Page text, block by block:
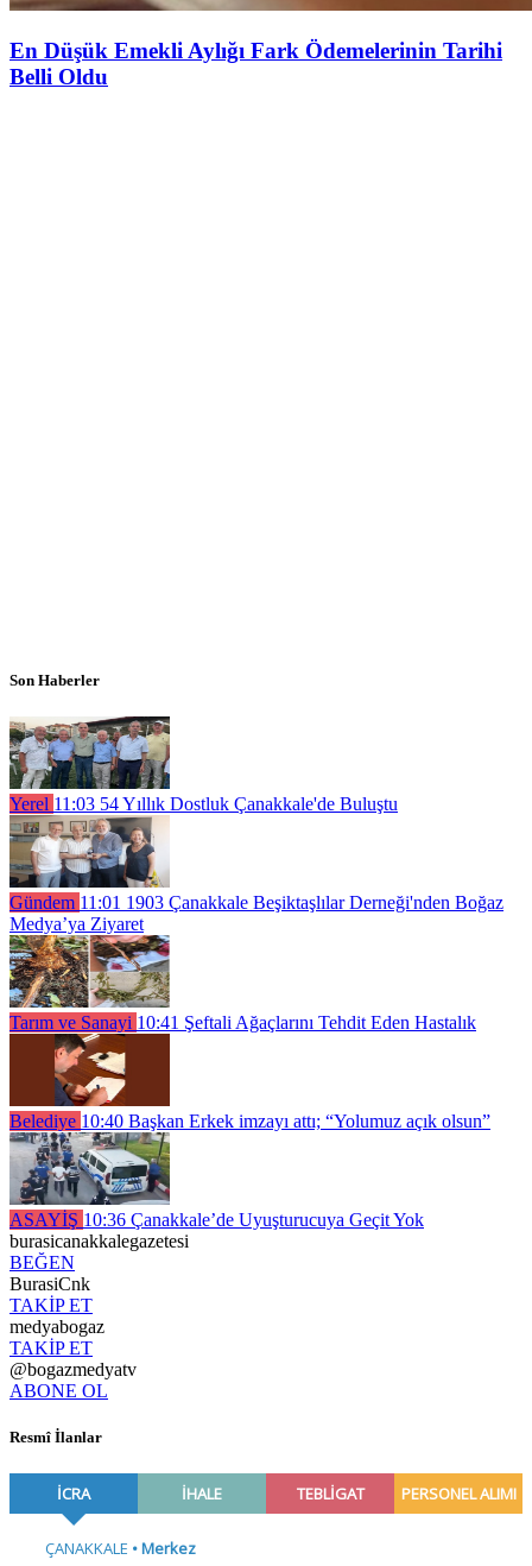
En Düşük Emekli Aylığı Fark Ödemelerinin Tarihi
Belli Oldu
Son Haberler
Yerel 11:03 54 Yıllık Dostluk Çanakkale'de Buluştu
Gündem 11:01 1903 Çanakkale Beşiktaşlılar Derneği'nden Boğaz
Medya’ya Ziyaret
Tarım ve Sanayi 10:41 Şeftali Ağaçlarını Tehdit Eden Hastalık
Belediye 10:40 Başkan Erkek imzayı attı; “Yolumuz açık olsun”
ASAYİŞ 10:36 Çanakkale’de Uyuşturucuya Geçit Yok
burasicanakkalegazetesi
BEĞEN
BurasiCnk
TAKİP ET
medyabogaz
TAKİP ET
@bogazmedyatv
ABONE OL
Resmî İlanlar